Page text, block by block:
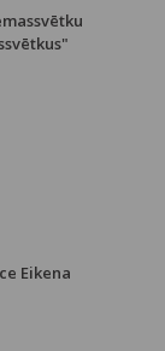
Eikena